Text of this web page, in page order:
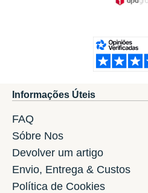
Informações Úteis
FAQ
Sóbre Nos
Devolver um artigo
Envio, Entrega & Custos
Política de Cookies